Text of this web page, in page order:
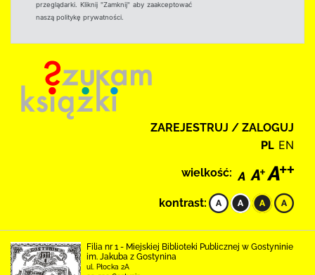
przeglądarki. Kliknij "Zamknij" aby zaakceptować
naszą politykę prywatności.
ZAREJESTRUJ / ZALOGUJ
PL EN
wielkość:
kontrast:
Filia nr 1 - Miejskiej Biblioteki Publicznej w Gostyninie
im. Jakuba z Gostynina
ul. Płocka 2A